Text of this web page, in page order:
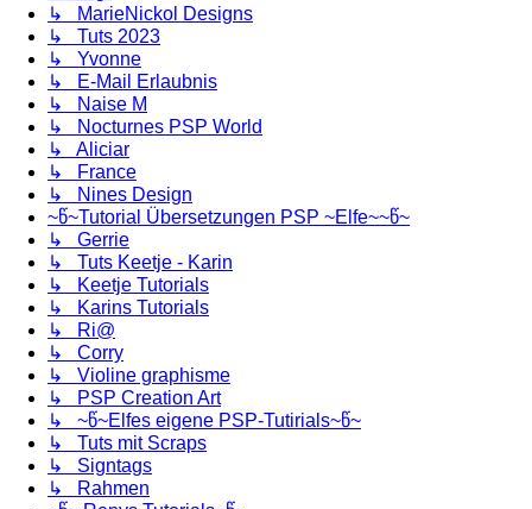
↳ MarieNickol Designs
↳ Tuts 2023
↳ Yvonne
↳ E-Mail Erlaubnis
↳ Naise M
↳ Nocturnes PSP World
↳ Aliciar
↳ France
↳ Nines Design
~წ~Tutorial Übersetzungen PSP ~Elfe~~წ~
↳ Gerrie
↳ Tuts Keetje - Karin
↳ Keetje Tutorials
↳ Karins Tutorials
↳ Ri@
↳ Corry
↳ Violine graphisme
↳ PSP Creation Art
↳ ~წ~Elfes eigene PSP-Tutirials~წ~
↳ Tuts mit Scraps
↳ Signtags
↳ Rahmen